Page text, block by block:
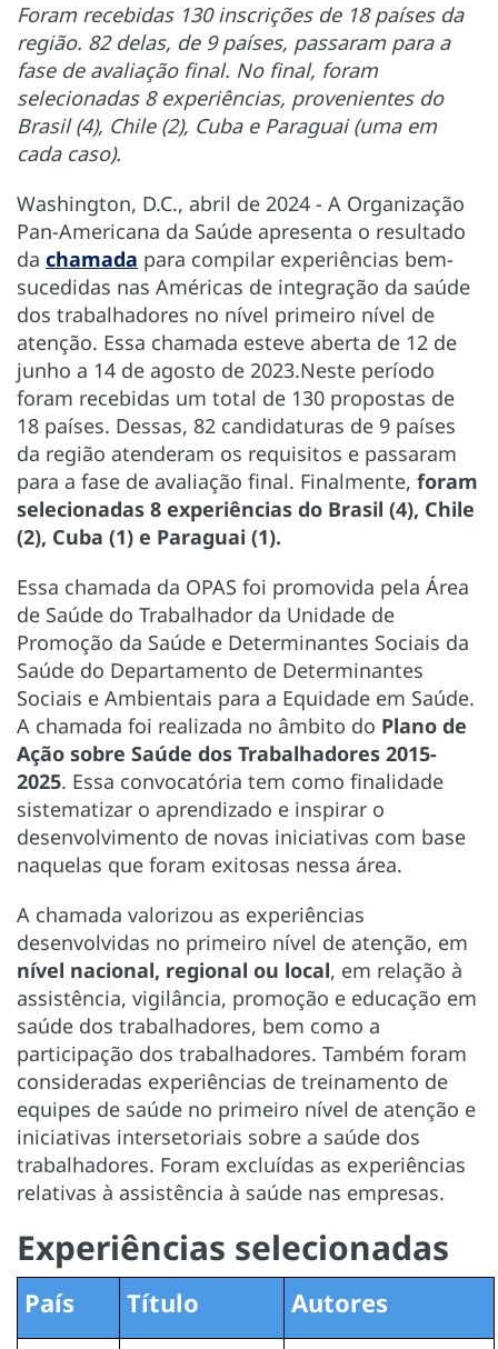
Foram recebidas 130 inscrições de 18 países da
região. 82 delas, de 9 países, passaram para a
fase de avaliação final. No final, foram
selecionadas 8 experiências, provenientes do
Brasil (4), Chile (2), Cuba e Paraguai (uma em
cada caso).
Washington, D.C., abril de 2024 - A Organização
Pan-Americana da Saúde apresenta o resultado
da chamada para compilar experiências bem-
sucedidas nas Américas de integração da saúde
dos trabalhadores no nível primeiro nível de
atenção. Essa chamada esteve aberta de 12 de
junho a 14 de agosto de 2023.Neste período
foram recebidas um total de 130 propostas de
18 países. Dessas, 82 candidaturas de 9 países
da região atenderam os requisitos e passaram
para a fase de avaliação final. Finalmente, foram
selecionadas 8 experiências do Brasil (4), Chile
(2), Cuba (1) e Paraguai (1).
Essa chamada da OPAS foi promovida pela Área
de Saúde do Trabalhador da Unidade de
Promoção da Saúde e Determinantes Sociais da
Saúde do Departamento de Determinantes
Sociais e Ambientais para a Equidade em Saúde.
A chamada foi realizada no âmbito do Plano de
Ação sobre Saúde dos Trabalhadores 2015-
2025. Essa convocatória tem como finalidade
sistematizar o aprendizado e inspirar o
desenvolvimento de novas iniciativas com base
naquelas que foram exitosas nessa área.
A chamada valorizou as experiências
desenvolvidas no primeiro nível de atenção, em
nível nacional, regional ou local, em relação à
assistência, vigilância, promoção e educação em
saúde dos trabalhadores, bem como a
participação dos trabalhadores. Também foram
consideradas experiências de treinamento de
equipes de saúde no primeiro nível de atenção e
iniciativas intersetoriais sobre a saúde dos
trabalhadores. Foram excluídas as experiências
relativas à assistência à saúde nas empresas.
Experiências selecionadas
País Título Autores